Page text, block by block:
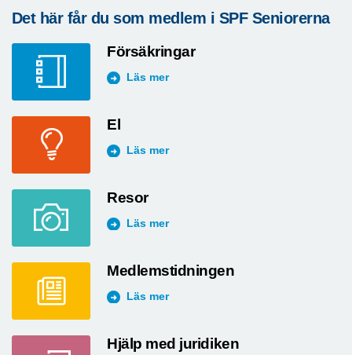
Det här får du som medlem i SPF Seniorerna
Försäkringar
Läs mer
El
Läs mer
Resor
Läs mer
Medlemstidningen
Läs mer
Hjälp med juridiken